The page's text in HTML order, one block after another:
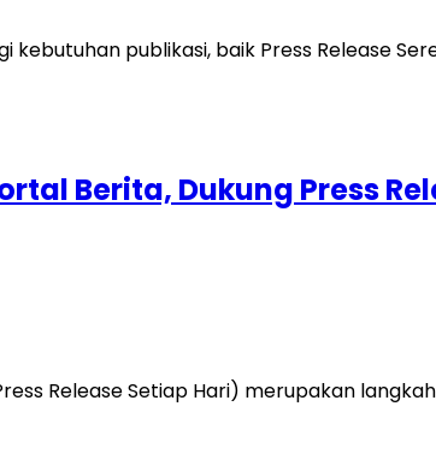
Berita, Dukung Press
Release Setiap Hari) merupakan